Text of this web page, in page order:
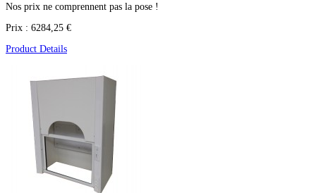
Nos prix ne comprennent pas la pose !
Prix : 6284,25 €
Product Details